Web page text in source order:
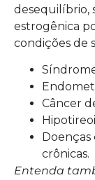
desequilíbrio,
estrogênica
condições de
Câncer
Doenças
crônicas.
Entenda